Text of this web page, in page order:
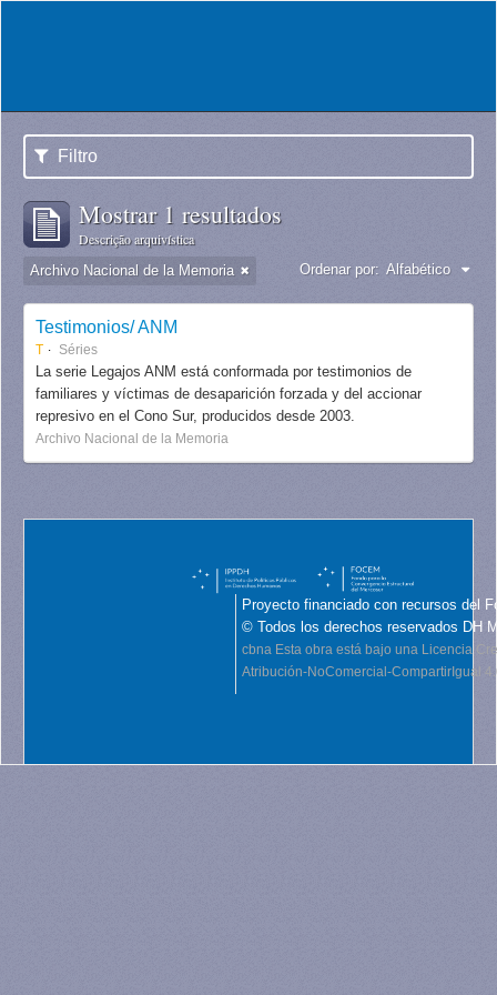
Filtro
Mostrar 1 resultados
Descrição arquivística
Archivo Nacional de la Memoria Ordenar por: Alfabético
Testimonios/ ANM
T Séries
La serie Legajos ANM está conformada por testimonios de
familiares y víctimas de desaparición forzada y del accionar
represivo en el Cono Sur, producidos desde 2003.
Archivo Nacional de la Memoria
Proyecto financiado con recursos del
© Todos los derechos reservados DH
cbna Esta obra está bajo una Licencia
Atribución-NoComercial-CompartirIgual